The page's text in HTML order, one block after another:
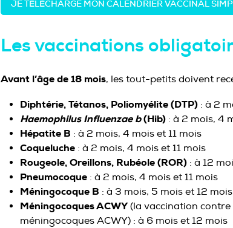
JE TÉLÉCHARGE MON CALENDRIER VACCINAL
Les vaccinations
Avant l’âge de 18 mois, les tout-petits doivent
Diphtérie, Tétanos, Poliomyélite(DTP) : à 2
Haemophilus Influenzae b(Hib) : à 2 mois, 4
Hépatite B : à 2 mois, 4 mois et 11 mois
Coqueluche : à 2 mois, 4 mois et 11 mois
Rougeole, Oreillons, Rubéole(ROR) : à 12
Pneumocoque : à 2 mois, 4 mois et 11 mois
Méningocoque B : à 3 mois, 5 mois et 12 mois
Méningocoques ACWY(la vaccination contre
méningocoques ACWY) : à 6 mois et 12 mois